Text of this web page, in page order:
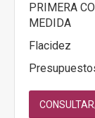
PRIMERA
MEDIDA
Flacidez